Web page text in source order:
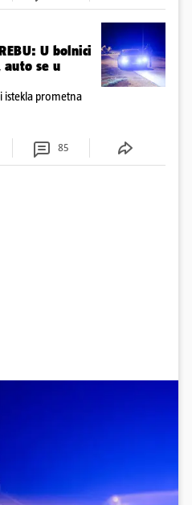
U bolnici
auto se u
istekla prometna
85